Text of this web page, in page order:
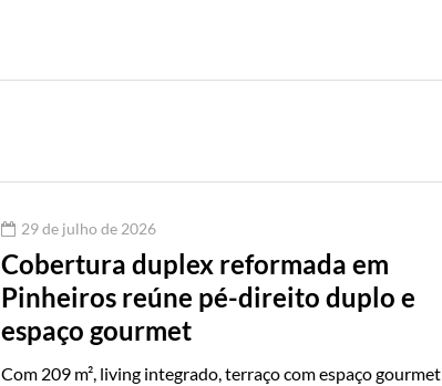
29 de julho de 2026
Cobertura duplex reformada em
Pinheiros reúne pé-direito duplo e
espaço gourmet
Com 209 m², living integrado, terraço com espaço gourmet